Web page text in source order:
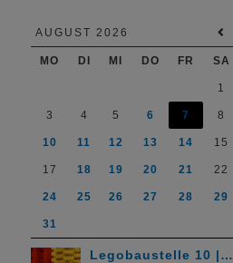
AUGUST 2026
MO DI MI DO FR SA
1
3 4 5 6 7 8
10 11 12 13 14 15
17 18 19 20 21 22
24 25 26 27 28 29
31
Legobaustelle 10 |…